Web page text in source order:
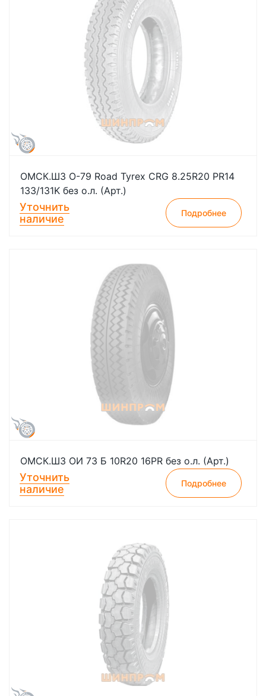
ОМСК.ШЗ О-79 Road Tyrex CRG 8.25R20 PR14
133/131K без о.л. (Арт.)
Уточнить
наличие
Подробнее
ОМСК.ШЗ ОИ 73 Б 10R20 16PR без о.л. (Арт.)
Уточнить
наличие
Подробнее